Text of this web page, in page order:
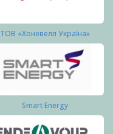
ТОВ «Хоневелл Україна»
Smart Energy